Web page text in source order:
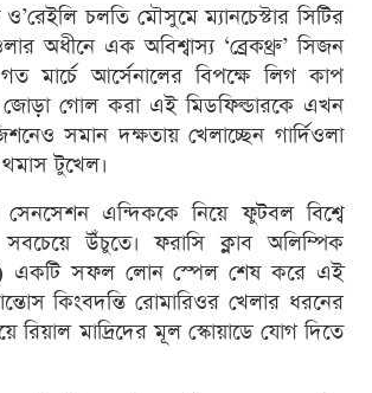
ও’রেইলি চলতি মৌসুমে ম্যানচেস্টার সিটির
অধীনে এক অবিশ্বাস্য ‘ব্রেকথ্রু’ সিজন
মার্চে আর্সেনালের বিপক্ষে লিগ কাপ
জোড়া গোল করা এই মিডফিল্ডারকে এখন
সমান দক্ষতায় খেলাচ্ছেন গার্দিওলা
টুখেল।
সেনসেশন এন্দিককে নিয়ে ফুটবল বিশ্বে
উঁচুতে। ফরাসি ক্লাব অলিম্পিক
একটি সফল লোন স্পেল শেষ করে এই
কিংবদন্তি রোমারিওর খেলার ধরনের
রিয়াল মাদ্রিদের মূল স্কোয়াডে যোগ দিতে